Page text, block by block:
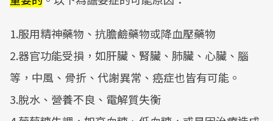
1.服用精神藥物、抗膽鹼藥物或降血壓藥物
2.器官功能受損，如肝臟、腎臟、肺臟、心臟、腦
等，中風、骨折、代謝異常、癌症也皆有可能。
3.脫水、營養不良、電解質失衡